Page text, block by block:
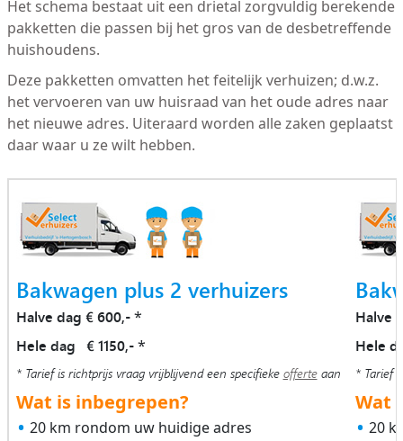
Het schema bestaat uit een drietal zorgvuldig berekende
pakketten die passen bij het gros van de desbetreffende
huishoudens.
Deze pakketten omvatten het feitelijk verhuizen; d.w.z.
het vervoeren van uw huisraad van het oude adres naar
het nieuwe adres. Uiteraard worden alle zaken geplaatst
daar waar u ze wilt hebben.
Bakwagen plus 2 verhuizers
Halve dag € 600,-*
Hele dag € 1150,-*
* Tarief is richtprijs vraag vrijblijvend een specifieke offerteaan
Wat is inbegrepen?
20 km rondom uw huidige adres
Halve
Hele
* Tarief
Wat
20